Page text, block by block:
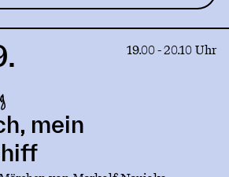
19.00 - 20.10 Uhr
mein